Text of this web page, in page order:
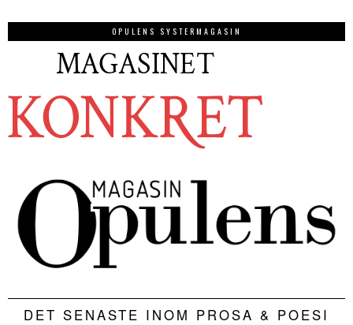
OPULENS SYSTERMAGASIN
DET SENASTE INOM PROSA & POESI